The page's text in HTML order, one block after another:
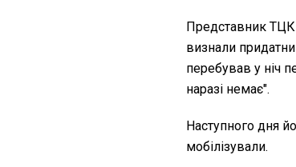
Представник ТЦК
визнали
перебував у ніч
наразі немає".
Наступного дня
мобілізували.